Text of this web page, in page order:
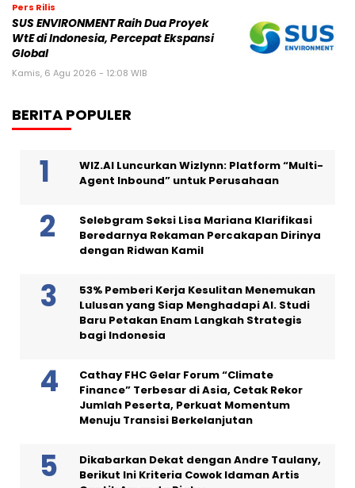
Pers Rilis
SUS ENVIRONMENT Raih Dua Proyek
WtE di Indonesia, Percepat Ekspansi
Global
Kamis, 6 Agu 2026 - 12:08 WIB
BERITA POPULER
WIZ.AI Luncurkan Wizlynn: Platform “Multi-
Agent Inbound” untuk Perusahaan
Selebgram Seksi Lisa Mariana Klarifikasi
Beredarnya Rekaman Percakapan Dirinya
dengan Ridwan Kamil
53% Pemberi Kerja Kesulitan Menemukan
Lulusan yang Siap Menghadapi AI. Studi
Baru Petakan Enam Langkah Strategis
bagi Indonesia
Cathay FHC Gelar Forum “Climate
Finance” Terbesar di Asia, Cetak Rekor
Jumlah Peserta, Perkuat Momentum
Menuju Transisi Berkelanjutan
Dikabarkan Dekat dengan Andre Taulany,
Berikut Ini Kriteria Cowok Idaman Artis